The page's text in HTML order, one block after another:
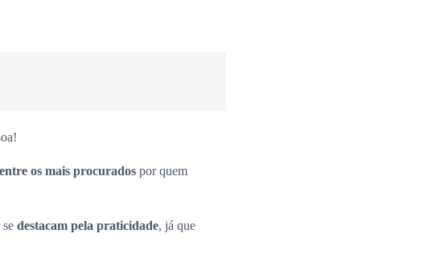
os mais procurados por quem
destacam pela praticidade, já que